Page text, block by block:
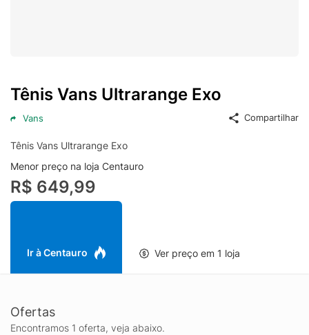
Tênis Vans Ultrarange Exo
Vans Compartilhar
Tênis Vans Ultrarange Exo
Menor preço na loja Centauro
R$ 649,99
Ir à Centauro Ver preço em 1 loja
Ofertas
Encontramos 1 oferta, veja abaixo.